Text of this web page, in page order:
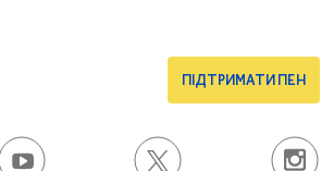
ПІДТРИМАТИ ПЕН